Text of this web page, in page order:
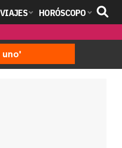
VIAJES HORÓSCOPO